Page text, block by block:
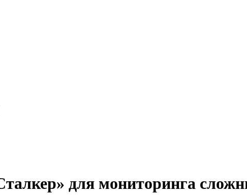
для мониторинга